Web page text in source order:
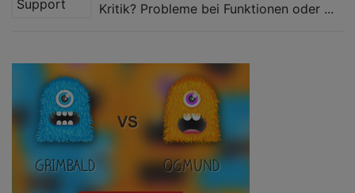
Kritik? Probleme bei Funktionen oder ...